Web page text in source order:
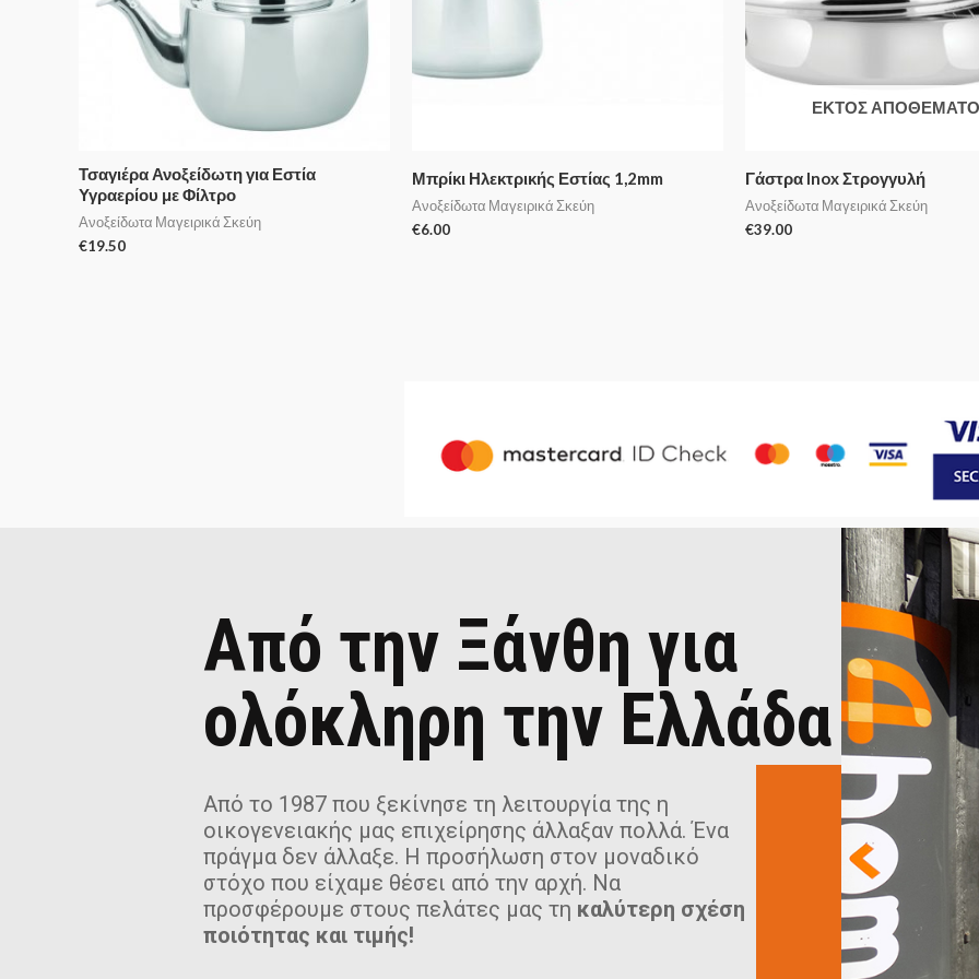
Τσαγιέρα Ανοξείδωτη για Εστία
Υγραερίου με Φίλτρο
Ανοξείδωτα Μαγειρικά Σκεύη
€19.50
Μπρίκι Ηλεκτρικής Εστίας 1,2mm
Ανοξείδωτα Μαγειρικά Σκεύη
€6.00
ΕΚΤΌΣ
Γάστρα Inox Στρογγυλή
Ανοξείδωτα Μαγειρικά Σκεύη
€39.00
Από την Ξάνθη για
ολόκληρη την Ελλάδα
Από το 1987 που ξεκίνησε τη λειτουργία της η
οικογενειακής μας επιχείρησης άλλαξαν πολλά. Ένα
πράγμα δεν άλλαξε. Η προσήλωση στον μοναδικό
στόχο που είχαμε θέσει από την αρχή. Να
προσφέρουμε στους πελάτες μας τη καλύτερη σχέση
ποιότητας και τιμής!